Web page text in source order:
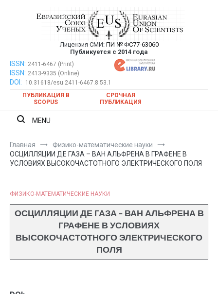
Евразийский Союз Ученых —
публикация научных статей в
ежемесячном научном журнале
Лицензия СМИ: ПИ № ФС77-63060
Публикуется с 2014 года
Евразийский Союз Ученых — публикация научных статей в
ежемесячном научном журнале
ISSN: 2411-6467 (Print)
ISSN: 2413-9335 (Online)
DOI:
10.31618/esu.2411-6467.8.53.1
ПУБЛИКАЦИЯ В
SCOPUS
СРОЧНАЯ
ПУБЛИКАЦИЯ
MENU
Главная
Физико-математические науки
ОСЦИЛЛЯЦИИ ДЕ ГАЗА – ВАН АЛЬФРЕНА В ГРАФЕНЕ В
УСЛОВИЯХ ВЫСОКОЧАСТОТНОГО ЭЛЕКТРИЧЕСКОГО ПОЛЯ
ФИЗИКО-МАТЕМАТИЧЕСКИЕ НАУКИ
ОСЦИЛЛЯЦИИ ДЕ ГАЗА – ВАН АЛЬФРЕНА В
ГРАФЕНЕ В УСЛОВИЯХ
ВЫСОКОЧАСТОТНОГО ЭЛЕКТРИЧЕСКОГО
ПОЛЯ